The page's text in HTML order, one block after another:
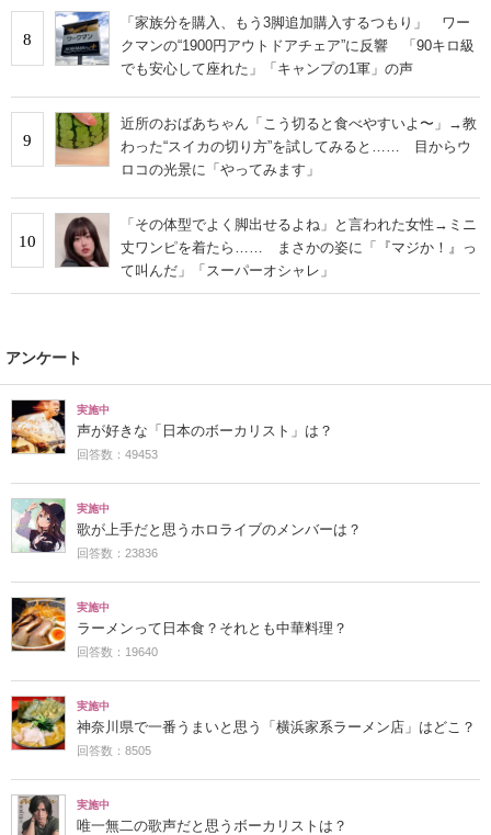
8
「家族分を購入、もう3脚追加購入するつもり」 ワー
クマンの“1900円アウトドアチェア”に反響 「90キロ級
でも安心して座れた」「キャンプの1軍」の声
9
近所のおばあちゃん「こう切ると食べやすいよ〜」→教
わった“スイカの切り方”を試してみると…… 目からウ
ロコの光景に「やってみます」
10
「その体型でよく脚出せるよね」と言われた女性→ミニ
丈ワンピを着たら…… まさかの姿に「『マジか！』っ
て叫んだ」「スーパーオシャレ」
アンケート
実施中
声が好きな「日本のボーカリスト」は？
回答数：49453
実施中
歌が上手だと思うホロライブのメンバーは？
回答数：23836
実施中
ラーメンって日本食？それとも中華料理？
回答数：19640
実施中
神奈川県で一番うまいと思う「横浜家系ラーメン店」はどこ？
回答数：8505
実施中
唯一無二の歌声だと思うボーカリストは？